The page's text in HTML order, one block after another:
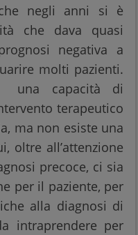
negli anni si è
che dava quasi
negativa a
molti pazienti.
una capacità di
terapeutico
ma non esiste una
oltre all’attenzione
precoce, ci sia
per il paziente, per
alla diagnosi di
intraprendere per